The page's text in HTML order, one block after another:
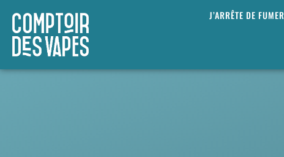
J’ARRÊTE DE FUMER